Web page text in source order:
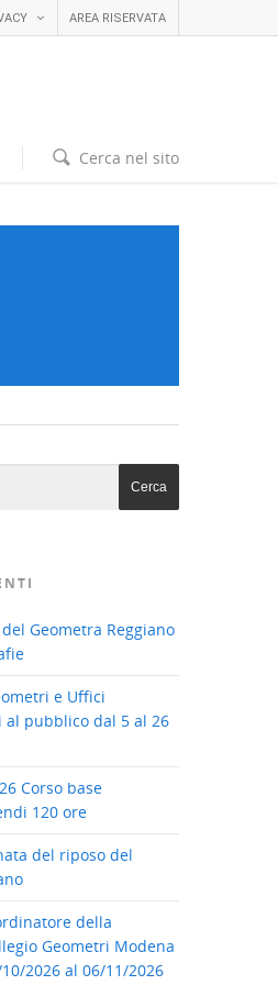
AREA RISERVATA
Cerca nel sito
Geometra Reggiano
e Uffici
al pubblico dal 5 al 26
Corso base
120 ore
del riposo del
della
Geometri Modena
10/2026 al 06/11/2026